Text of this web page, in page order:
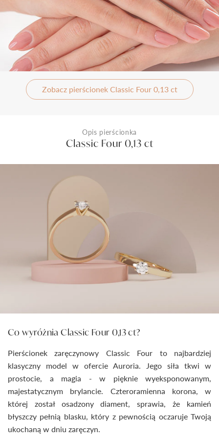
Zobacz pierścionek Classic Four 0,13 ct
Opis pierścionka
Classic Four 0,13 ct
Co wyróżnia Classic Four 0,13 ct?
Pierścionek zaręczynowy Classic Four to najbardziej
klasyczny model w ofercie Auroria. Jego siła tkwi w
prostocie, a magia - w pięknie wyeksponowanym,
majestatycznym brylancie. Czteroramienna korona, w
której został osadzony diament, sprawia, że kamień
błyszczy pełnią blasku, który z pewnością oczaruje Twoją
ukochaną w dniu zaręczyn.